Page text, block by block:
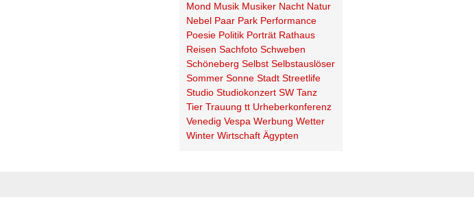
Mond Musik Musiker Nacht Natur
Nebel Paar Park Performance
Poesie Politik Porträt Rathaus
Reisen Sachfoto Schweben
Schöneberg Selbst Selbstauslöser
Sommer Sonne Stadt Streetlife
Studio Studiokonzert SW Tanz
Tier Trauung tt Urheberkonferenz
Venedig Vespa Werbung Wetter
Winter Wirtschaft Ägypten